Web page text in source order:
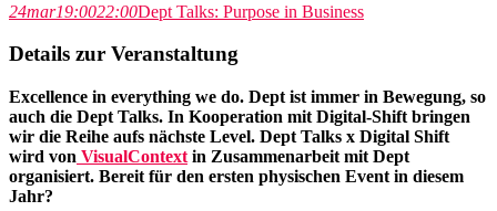
24mar19:0022:00Dept Talks: Purpose in Business
Details zur Veranstaltung
Excellence in everything we do. Dept ist immer in Bewegung, so
auch die Dept Talks. In Kooperation mit Digital-Shift bringen
wir die Reihe aufs nächste Level. Dept Talks x Digital Shift
wird von VisualContext in Zusammenarbeit mit Dept
organisiert. Bereit für den ersten physischen Event in diesem
Jahr?